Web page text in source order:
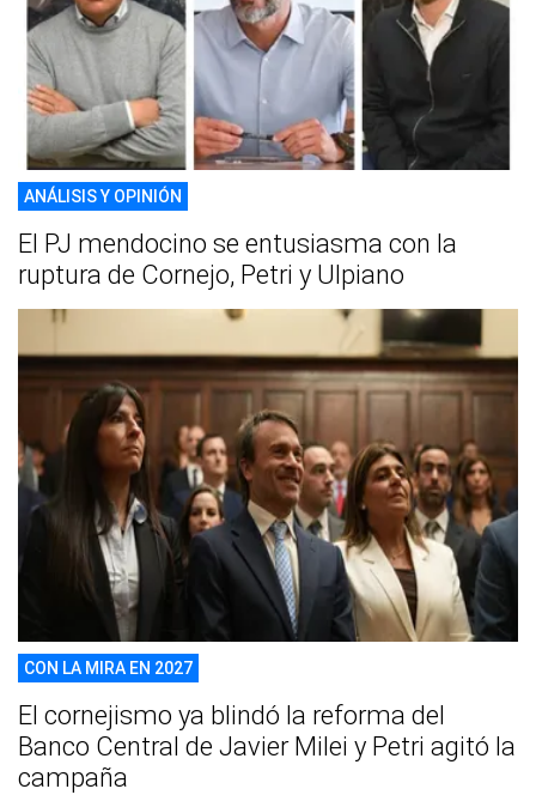
ANÁLISIS Y OPINIÓN
El PJ mendocino se entusiasma con la
ruptura de Cornejo, Petri y Ulpiano
CON LA MIRA EN 2027
El cornejismo ya blindó la reforma del
Banco Central de Javier Milei y Petri agitó la
campaña